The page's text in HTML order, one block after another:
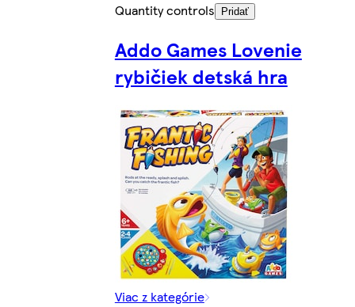
Quantity controls
Pridať
Addo Games Lovenie
rybičiek detská hra
Viac z kategórie